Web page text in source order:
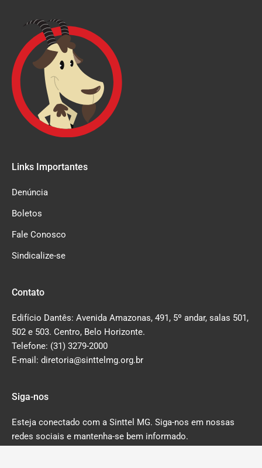
Links Importantes
Denúncia
Boletos
Fale Conosco
Sindicalize-se
Contato
Edifício Dantês: Avenida Amazonas, 491, 5º andar, salas 501,
502 e 503. Centro, Belo Horizonte.
Telefone: (31) 3279-2000
E-mail: diretoria@sinttelmg.org.br
Siga-nos
Esteja conectado com a Sinttel MG. Siga-nos em nossas
redes sociais e mantenha-se bem informado.